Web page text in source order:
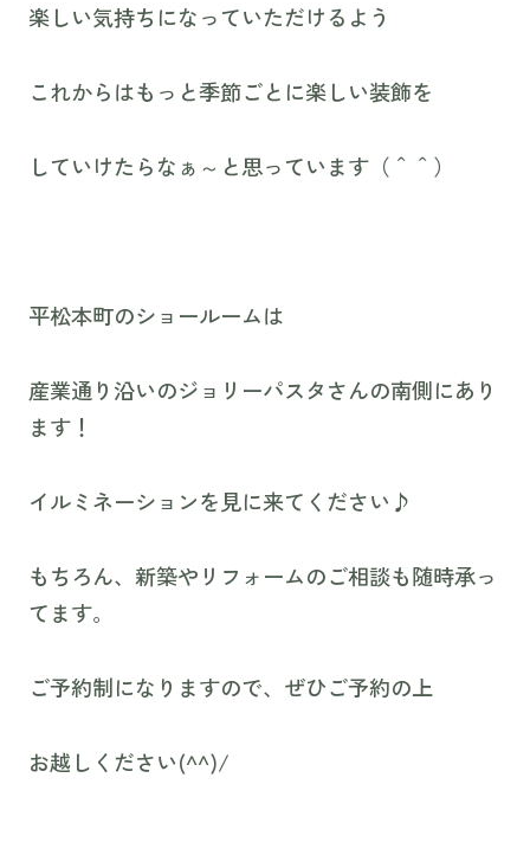
楽しい気持ちになっていただけるよう
これからはもっと季節ごとに楽しい装飾を
していけたらなぁ～と思っています（＾＾）
平松本町のショールームは
産業通り沿いのジョリーパスタさんの南側にあり
ます！
イルミネーションを見に来てください♪
もちろん、新築やリフォームのご相談も随時承っ
てます。
ご予約制になりますので、ぜひご予約の上
お越しください(^^)/